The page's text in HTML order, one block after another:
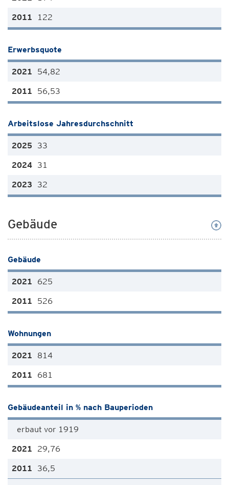
122
Erwerbsquote
54,82
56,53
Arbeitslose Jahresdurchschnitt
33
31
32
Gebäude
Gebäude
625
526
Wohnungen
814
681
Gebäudeanteil in % nach Bauperioden
erbaut vor 1919
29,76
36,5